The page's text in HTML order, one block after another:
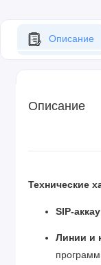
Описание
Описание
Технические
SIP-
Линии и